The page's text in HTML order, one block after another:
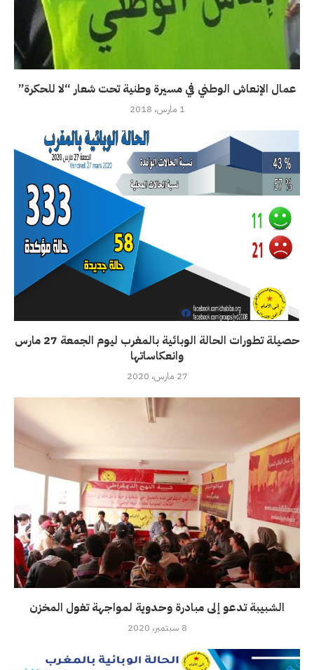
عمال الإنعاش الوطني في مسيرة وطنية تحت شعار “لا للحكرة”
1 مارس، 2018
حصيلة تطورات الحالة الوبائية بالمغرب ليوم الجمعة 27 مارس
وانعكاساتها
27 مارس، 2020
الشبيبة تدعو إلى مبادرة وحدوية لمواجهة تغول المخزن
8 سبتمبر، 2020